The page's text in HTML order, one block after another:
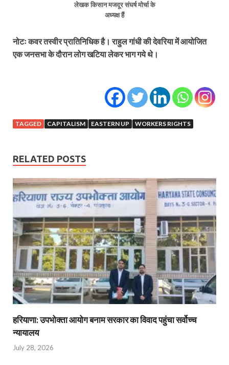
लेखक किसान मजदूर संघर्ष मोर्चा के
अध्यक्ष हैं
नोटःकवर तस्वीर प्रातिनिधिक है। राहुल गांधी की देवरिया में आयोजित
एक जनसभा के दौरान लोग खटिया लेकर भाग गये थे।
TAGGED CAPITALISM EASTERN UP WORKERS RIGHTS
RELATED POSTS
हरियाणा: उपभोक्ता आयोग बनाम सरकार का विवाद पहुंचा सर्वोच्च
न्यायालय
July 28, 2026